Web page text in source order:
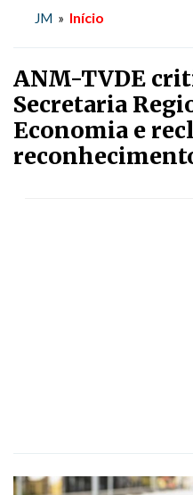
JM » Início
ANM-TVDE
Secretaria
Economia e